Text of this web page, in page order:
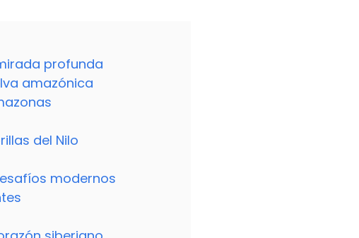
profunda
amazónica
del Nilo
modernos